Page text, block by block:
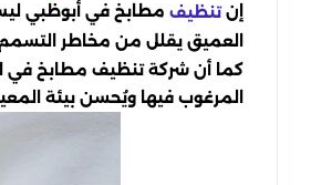
إنتنظيف مطابخ في أبوظبي ليس
العميق يقلل من مخاطر
كما أن شركة تنظيف مطابخ في
المرغوب فيها ويُحسن بيئة